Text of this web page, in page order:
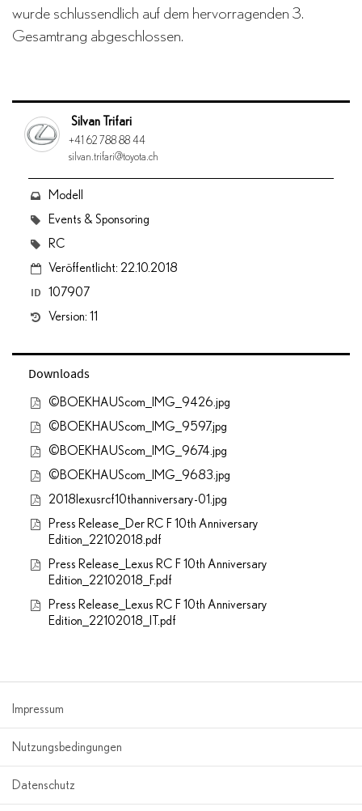
wurde schlussendlich auf dem hervorragenden 3.
Gesamtrang abgeschlossen.
Silvan Trifari
+41 62 788 88 44
silvan.trifari@toyota.ch
Modell
Events & Sponsoring
RC
Veröffentlicht: 22.10.2018
ID
107907
Version: 11
Downloads
©BOEKHAUScom_IMG_9426.jpg
©BOEKHAUScom_IMG_9597.jpg
©BOEKHAUScom_IMG_9674.jpg
©BOEKHAUScom_IMG_9683.jpg
2018lexusrcf10thanniversary-01.jpg
Press Release_Der RC F 10th Anniversary
Edition_22102018.pdf
Press Release_Lexus RC F 10th Anniversary
Edition_22102018_F.pdf
Press Release_Lexus RC F 10th Anniversary
Edition_22102018_IT.pdf
Impressum
Nutzungsbedingungen
Datenschutz